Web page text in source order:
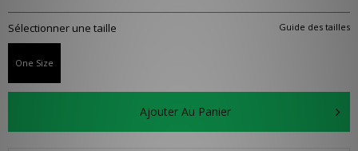
Guide des tailles
Sélectionner une taille
One Size
Ajouter Au Panier